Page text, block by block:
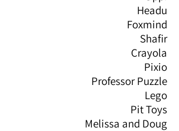
Headu
Foxmind
Shafir
Crayola
Pixio
Professor Puzzle
Lego
Pit Toys
Melissa and Doug